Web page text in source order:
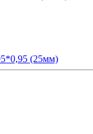
(25мм)